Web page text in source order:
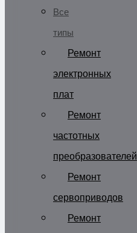
Все
типы
Ремонт
электронных
плат
Ремонт
частотных
преобразователей
Ремонт
сервоприводов
Ремонт